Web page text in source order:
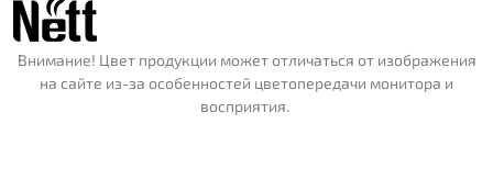
Внимание! Цвет продукции может отличаться от изображения
на сайте из-за особенностей цветопередачи монитора и
восприятия.